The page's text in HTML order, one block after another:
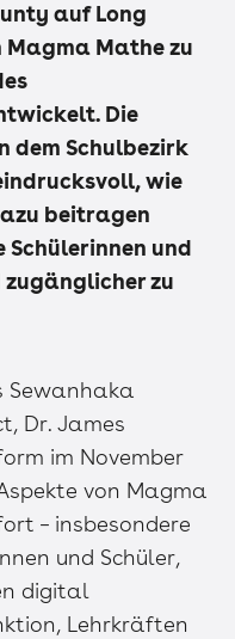
auf Long
Magma Mathe zu
Die
dem Schulbezirk
wie
beitragen
und
zugänglicher zu
Sewanhaka
Dr. James
im November
von Magma
– insbesondere
und Schüler,
digital
Lehrkräften